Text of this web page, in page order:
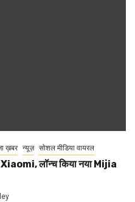
ख़बर न्यूज़ सोशल मीडिया वायरल
Xiaomi, लॉन्च किया नया Mijia